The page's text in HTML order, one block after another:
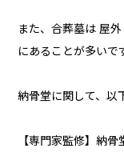
また、合葬墓は 屋
にあることが多いで
納骨堂に関して、以
【専門家監修】納